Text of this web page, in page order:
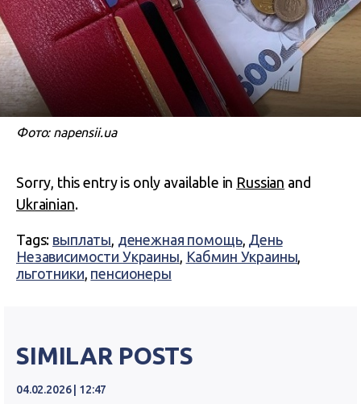
Фото: napensii.ua
Sorry, this entry is only available in Russian and
Ukrainian.
Tags: выплаты, денежная помощь, День
Независимости Украины, Кабмин Украины,
льготники, пенсионеры
SIMILAR POSTS
04.02.2026 | 12:47